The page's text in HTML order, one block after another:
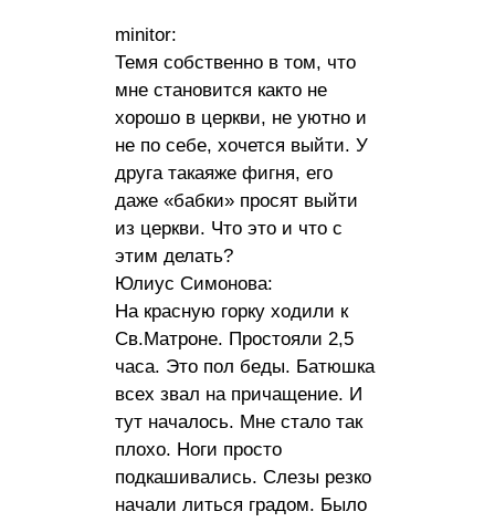
minitor:
Темя собственно в том, что
мне становится както не
хорошо в церкви, не уютно и
не по себе, хочется выйти. У
друга такаяже фигня, его
даже «бабки» просят выйти
из церкви. Что это и что с
этим делать?
Юлиус Симонова:
На красную горку ходили к
Св.Матроне. Простояли 2,5
часа. Это пол беды. Батюшка
всех звал на причащение. И
тут началось. Мне стало так
плохо. Ноги просто
подкашивались. Слезы резко
начали литься градом. Было